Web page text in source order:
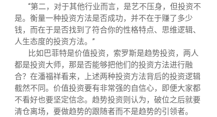
“第二，对于其他行业而言，是艺不压身，但投资不
是。衡量一种投资方法是否成功，并不在于赚了多少
钱，而在于是否找到了符合你的性格特点、思维逻辑、
人生态度的投资方法。”
比如巴菲特是价值投资，索罗斯是趋势投资，两人
都是投资大师，那是否能够把他们的投资方法进行融
合？在潘福祥看来，上述两种投资方法背后的投资逻辑
截然不同。价值投资要有非常强的自信心，即便大家都
不看好也要坚定信念。趋势投资则认为，破位之后就要
清仓离场，要做趋势的跟随者而不是趋势的引领者。